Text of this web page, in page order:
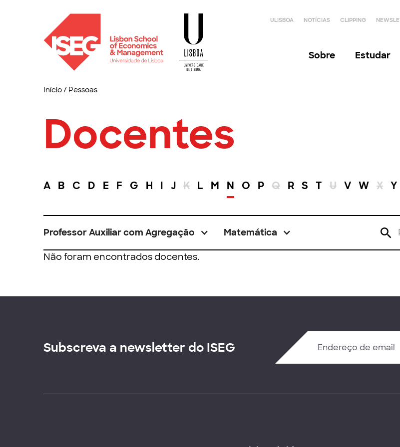
ULISBOA NOTÍCIAS CLIPPING
Sobre Estudar
Início/ Pessoas
Docentes
A B C D E F G H I J K L M N O P Q R S T U V W X Y
Professor Auxiliar com Agregação Matemática
Não foram encontrados docentes.
Subscreva a newsletter do ISEG